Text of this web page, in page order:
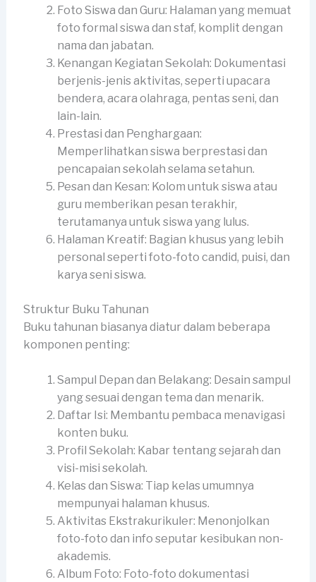
Foto Siswa dan Guru: Halaman yang memuat
foto formal siswa dan staf, komplit dengan
nama dan jabatan.
Kenangan Kegiatan Sekolah: Dokumentasi
berjenis-jenis aktivitas, seperti upacara
bendera, acara olahraga, pentas seni, dan
lain-lain.
Prestasi dan Penghargaan:
Memperlihatkan siswa berprestasi dan
pencapaian sekolah selama setahun.
Pesan dan Kesan: Kolom untuk siswa atau
guru memberikan pesan terakhir,
terutamanya untuk siswa yang lulus.
Halaman Kreatif: Bagian khusus yang lebih
personal seperti foto-foto candid, puisi, dan
karya seni siswa.
Struktur Buku Tahunan
Buku tahunan biasanya diatur dalam beberapa
komponen penting:
Sampul Depan dan Belakang: Desain sampul
yang sesuai dengan tema dan menarik.
Daftar Isi: Membantu pembaca menavigasi
konten buku.
Profil Sekolah: Kabar tentang sejarah dan
visi-misi sekolah.
Kelas dan Siswa: Tiap kelas umumnya
mempunyai halaman khusus.
Aktivitas Ekstrakurikuler: Menonjolkan
foto-foto dan info seputar kesibukan non-
akademis.
Album Foto: Foto-foto dokumentasi